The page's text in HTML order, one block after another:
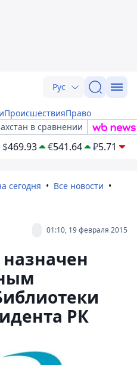
Рус
ПроисшествияПраво
в сравнении
$469.93 €541.64 ₽5.71
сегодня
Все новости
01:10, 19 февраля 2015
РК